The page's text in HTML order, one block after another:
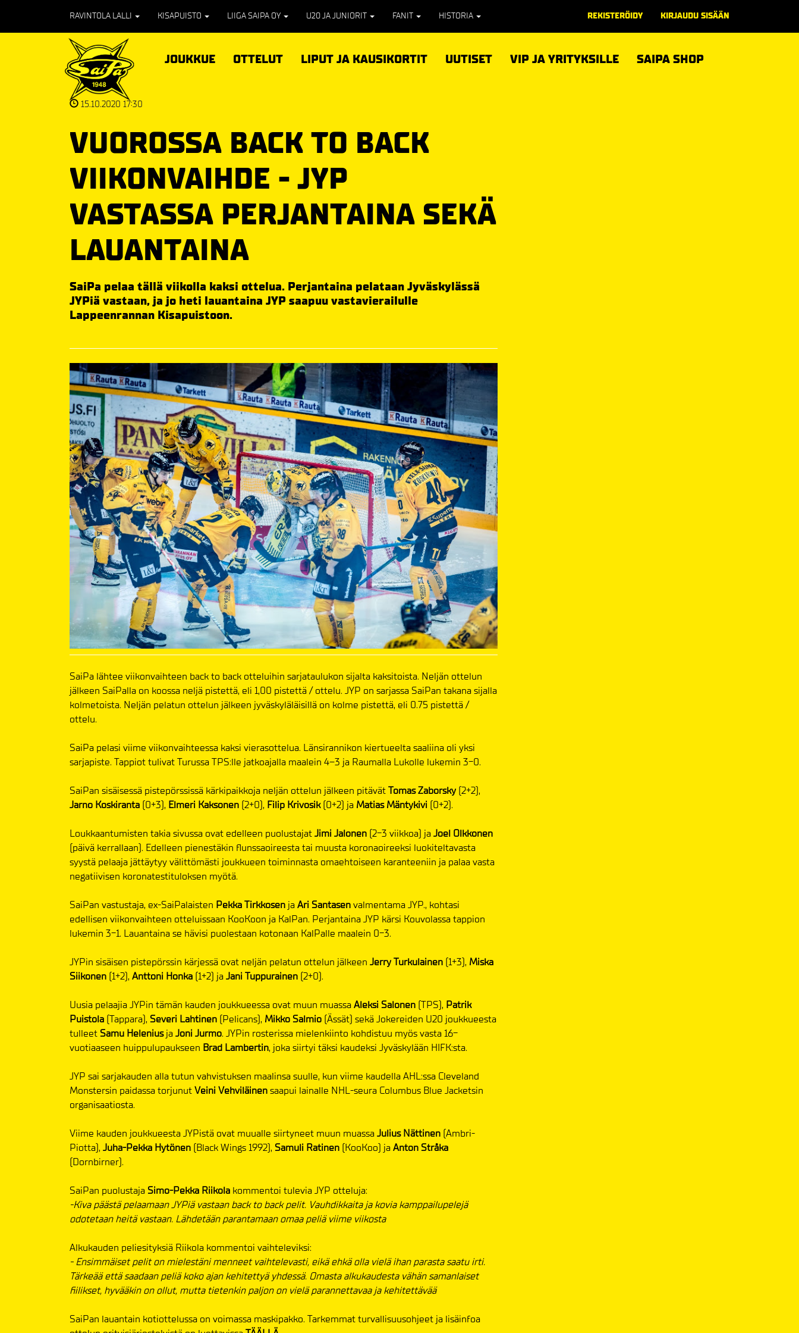
RAVINTOLA LALLI KISAPUISTO LIIGA SAIPA OY U20 JA JUNIORIT FANIT HISTORIA REKISTERÖIDY KIRJAUDU SISÄÄN
JOUKKUE OTTELUT LIPUT JA KAUSIKORTIT UUTISET VIP JA YRITYKSILLE SAIPA SHOP
15.10.2020 17:30
VUOROSSA BACK TO BACK
VIIKONVAIHDE - JYP
VASTASSA PERJANTAINA SEKÄ
LAUANTAINA
SaiPa pelaa tällä viikolla kaksi ottelua. Perjantaina pelataan Jyväskylässä
JYPiä vastaan, ja jo heti lauantaina JYP saapuu vastavierailulle
Lappeenrannan Kisapuistoon.
SaiPa lähtee viikonvaihteen back to back otteluihin sarjataulukon sijalta kaksitoista. Neljän ottelun
jälkeen SaiPalla on koossa neljä pistettä, eli 1,00 pistettä / ottelu. JYP on sarjassa SaiPan takana sijalla
kolmetoista. Neljän pelatun ottelun jälkeen jyväskyläläisillä on kolme pistettä, eli 0.75 pistettä /
ottelu.
SaiPa pelasi viime viikonvaihteessa kaksi vierasottelua. Länsirannikon kiertueelta saaliina oli yksi
sarjapiste. Tappiot tulivat Turussa TPS:lle jatkoajalla maalein 4–3 ja Raumalla Lukolle lukemin 3-0.
SaiPan sisäisessä pistepörssissä kärkipaikkoja neljän ottelun jälkeen pitävätTomas Zaborsky (2+2),
Jarno Koskiranta (0+3), Elmeri Kaksonen (2+0), Filip Krivosik(0+2) ja Matias Mäntykivi (0+2).
Loukkaantumisten takia sivussa ovat edelleen puolustajatJimi Jalonen (2-3 viikkoa) jaJoel Olkkonen
(päivä kerrallaan). Edelleen pienestäkin flunssaoireesta tai muusta koronaoireeksi luokiteltavasta
syystä pelaaja jättäytyy välittömästi joukkueen toiminnasta omaehtoiseen karanteeniin ja palaa vasta
negatiivisen koronatestituloksen myötä.
SaiPan vastustaja, ex-SaiPalaisten Pekka Tirkkosen jaAri Santasenvalmentama JYP., kohtasi
edellisen viikonvaihteen otteluissaan KooKoon ja KalPan. Perjantaina JYP kärsi Kouvolassa tappion
lukemin 3-1. Lauantaina se hävisi puolestaan kotonaan KalPalle maalein 0-3.
JYPin sisäisen pistepörssin kärjessä ovat neljän pelatun ottelun jälkeen Jerry Turkulainen (1+3), Miska
Siikonen (1+2), Anttoni Honka (1+2) jaJani Tuppurainen (2+0).
Uusia pelaajia JYPin tämän kauden joukkueessa ovat muun muassaAleksi Salonen (TPS), Patrik
Puistola (Tappara), Severi Lahtinen (Pelicans), Mikko Salmio (Ässät) sekä Jokereiden U20 joukkueesta
tulleet Samu HeleniusjaJoni Jurmo. JYPin rosterissa mielenkiinto kohdistuu myös vasta 16-
vuotiaaseen huippulupaukseen Brad Lambertin, joka siirtyi täksi kaudeksi Jyväskylään HIFK:sta.
JYP sai sarjakauden alla tutun vahvistuksen maalinsa suulle, kun viime kaudella AHL:ssa Cleveland
Monstersin paidassa torjunutVeini Vehviläinensaapui lainalle NHL-seura Columbus Blue Jacketsin
organisaatiosta.
Viime kauden joukkueesta JYPistä ovat muualle siirtyneet muun muassaJulius Nättinen (Ambri-
Piotta), Juha-Pekka Hytönen (Black Wings 1992), Samuli Ratinen (KooKoo) jaAnton Stråka
(Dornbirner).
SaiPan puolustaja Simo-Pekka Riikola kommentoi tulevia JYP otteluja:
-Kiva päästä pelaamaan JYPiä vastaan back to back pelit. Vauhdikkaita ja kovia kamppailupelejä
odotetaan heitä vastaan. Lähdetään parantamaan omaa peliä viime viikosta
Alkukauden peliesityksiä Riikola kommentoi vaihteleviksi:
- Ensimmäiset pelit on mielestäni menneet vaihtelevasti, eikä ehkä olla vielä ihan parasta saatu irti.
Tärkeää että saadaan peliä koko ajan kehitettyä yhdessä. Omasta alkukaudesta vähän samanlaiset
fiilikset, hyvääkin on ollut, mutta tietenkin paljon on vielä parannettavaa ja kehitettävää
SaiPan lauantain kotiottelussa on voimassa maskipakko. Tarkemmat turvallisuusohjeet ja lisäinfoa